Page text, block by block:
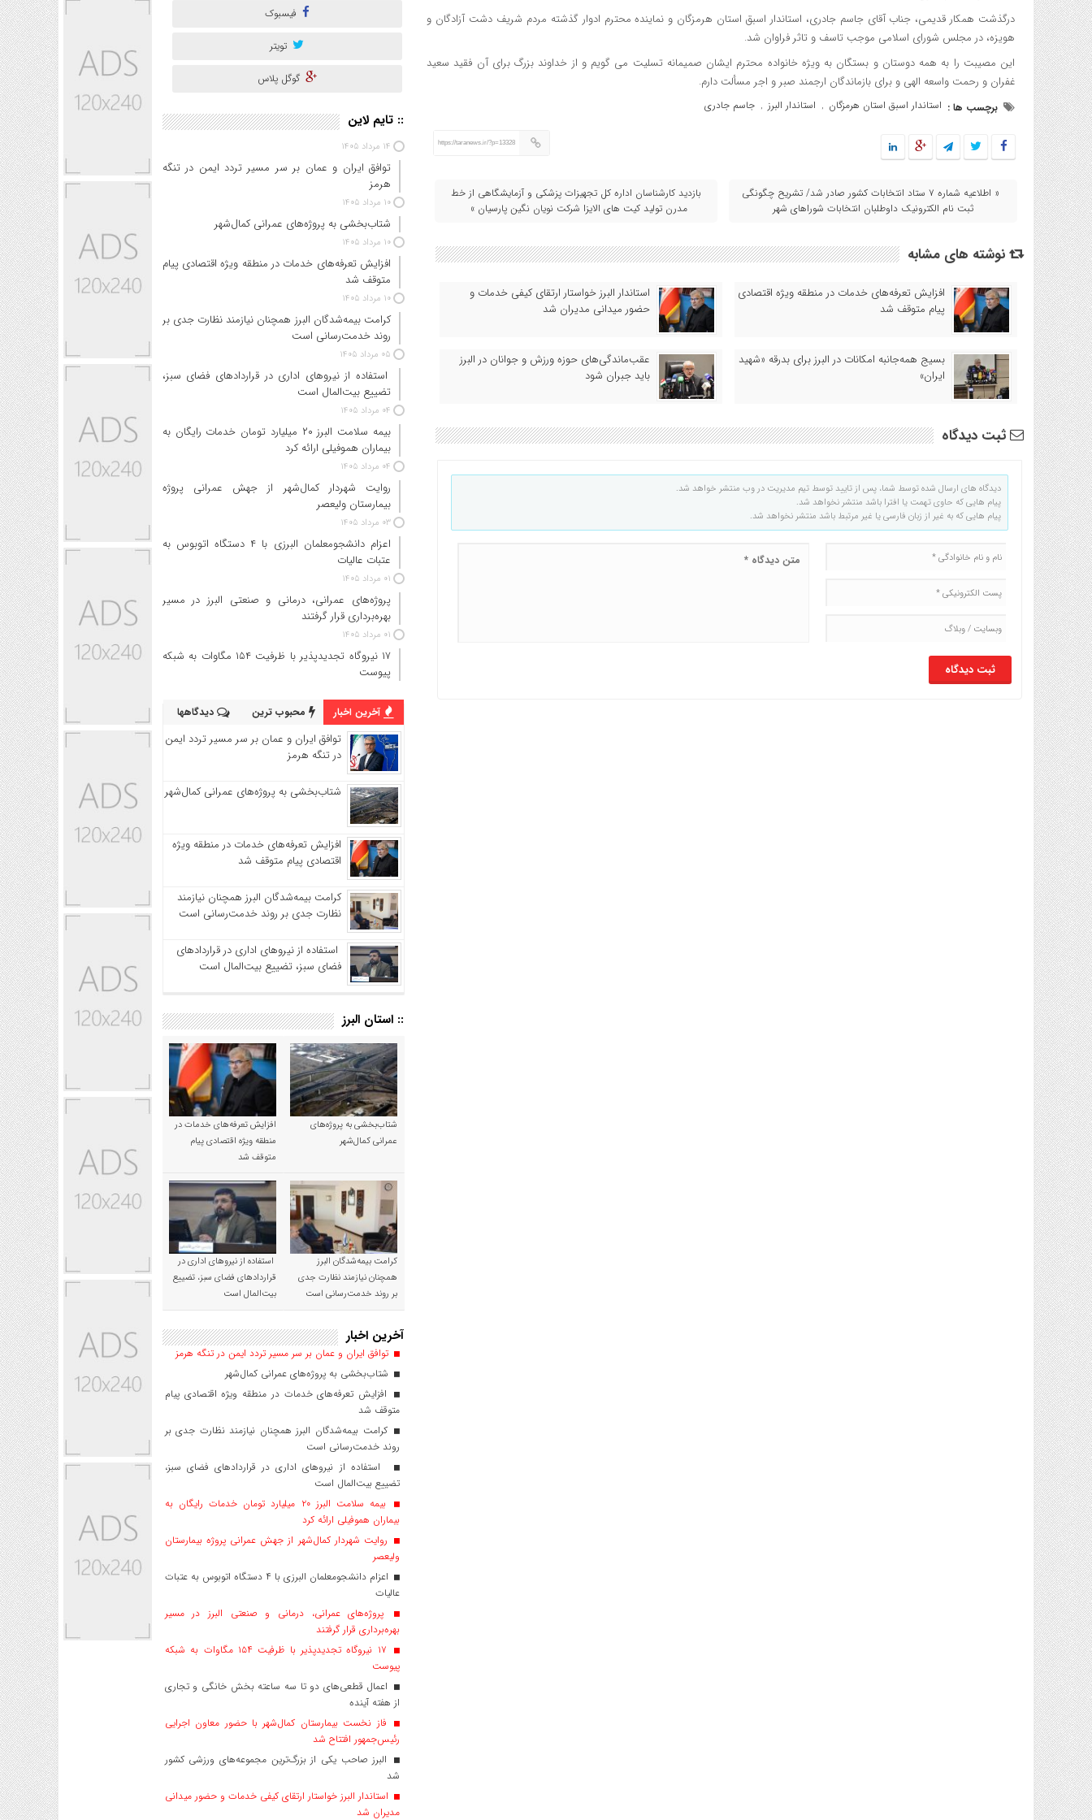
درگذشت همکار قدیمی، جناب آقای جاسم جادری، استاندار اسبق استان هرمزگان و نماینده محترم ادوار گذشته مردم شریف دشت آزادگان و
هویزه، در مجلس شورای اسلامی موجب تاسف و تاثر فراوان شد.
این مصیبت را به همه دوستان و بستگان به ویژه خانواده محترم ایشان صمیمانه تسلیت می گویم و از خداوند بزرگ برای آن فقید سعید
غفران و رحمت واسعه الهی و برای بازماندگان ارجمند صبر و اجر مسألت دارم.
برچسب ها : استاندار اسبق استان هرمزگان , استاندار البرز , جاسم جادری
https://taranews.ir/?p=13328
« اطلاعیه شماره ۷ ستاد انتخابات کشور صادر شد/ تشریح چگونگی
ثبت نام الکترونیک داوطلبان انتخابات شوراهای شهر
بازدید کارشناسان اداره کل تجهیزات پزشکی و آزمایشگاهی از خط
مدرن تولید کیت های الایزا شرکت نویان نگین پارسیان »
نوشته های مشابه
افزایش تعرفه‌های خدمات در منطقه ویژه اقتصادی
پیام متوقف شد
استاندار البرز خواستار ارتقای کیفی خدمات و
حضور میدانی مدیران شد
بسیج همه‌جانبه امکانات در البرز برای بدرقه «شهید
ایران»
عقب‌ماندگی‌های حوزه ورزش و جوانان در البرز
باید جبران شود
ثبت دیدگاه
دیدگاه های ارسال شده توسط شما، پس از تایید توسط تیم مدیریت در وب منتشر خواهد شد.
پیام هایی که حاوی تهمت یا افترا باشد منتشر نخواهد شد.
پیام هایی که به غیر از زبان فارسی یا غیر مرتبط باشد منتشر نخواهد شد.
فیسبوک
تویتر
گوگل پلاس
:: تایم لاین
۱۴ مرداد ۱۴۰۵
توافق ایران و عمان بر سر مسیر تردد ایمن در تنگه
هرمز
۱۰ مرداد ۱۴۰۵
شتاب‌بخشی به پروژه‌های عمرانی کمال‌شهر
۱۰ مرداد ۱۴۰۵
افزایش تعرفه‌های خدمات در منطقه ویژه اقتصادی پیام
متوقف شد
۱۰ مرداد ۱۴۰۵
کرامت بیمه‌شدگان البرز همچنان نیازمند نظارت جدی بر
روند خدمت‌رسانی است
۰۵ مرداد ۱۴۰۵
استفاده از نیروهای اداری در قراردادهای فضای سبز،
تضییع بیت‌المال است
۰۴ مرداد ۱۴۰۵
بیمه سلامت البرز ۲۰ میلیارد تومان خدمات رایگان به
بیماران هموفیلی ارائه کرد
۰۴ مرداد ۱۴۰۵
روایت شهردار کمال‌شهر از جهش عمرانی پروژه
بیمارستان ولیعصر
۰۳ مرداد ۱۴۰۵
اعزام دانشجو‌معلمان البرزی با ۴ دستگاه اتوبوس به
عتبات عالیات
۰۱ مرداد ۱۴۰۵
پروژه‌های عمرانی، درمانی و صنعتی البرز در مسیر
بهره‌برداری قرار گرفتند
۰۱ مرداد ۱۴۰۵
۱۷ نیروگاه تجدیدپذیر با ظرفیت ۱۵۴ مگاوات به شبکه
پیوست
آخرین اخبار محبوب ترین دیدگاهها
توافق ایران و عمان بر سر مسیر تردد ایمن
در تنگه هرمز
شتاب‌بخشی به پروژه‌های عمرانی کمال‌شهر
افزایش تعرفه‌های خدمات در منطقه ویژه
اقتصادی پیام متوقف شد
کرامت بیمه‌شدگان البرز همچنان نیازمند
نظارت جدی بر روند خدمت‌رسانی است
استفاده از نیروهای اداری در قراردادهای
فضای سبز، تضییع بیت‌المال است
:: استان البرز
شتاب‌بخشی به پروژه‌های
عمرانی کمال‌شهر
افزایش تعرفه‌های خدمات در
منطقه ویژه اقتصادی پیام
متوقف شد
کرامت بیمه‌شدگان البرز
همچنان نیازمند نظارت جدی
بر روند خدمت‌رسانی است
استفاده از نیروهای اداری در
قراردادهای فضای سبز، تضییع
بیت‌المال است
آخرین اخبار
توافق ایران و عمان بر سر مسیر تردد ایمن در تنگه هرمز
شتاب‌بخشی به پروژه‌های عمرانی کمال‌شهر
افزایش تعرفه‌های خدمات در منطقه ویژه اقتصادی پیام
متوقف شد
کرامت بیمه‌شدگان البرز همچنان نیازمند نظارت جدی بر
روند خدمت‌رسانی است
استفاده از نیروهای اداری در قراردادهای فضای سبز،
تضییع بیت‌المال است
بیمه سلامت البرز ۲۰ میلیارد تومان خدمات رایگان به
بیماران هموفیلی ارائه کرد
روایت شهردار کمال‌شهر از جهش عمرانی پروژه بیمارستان
ولیعصر
اعزام دانشجو‌معلمان البرزی با ۴ دستگاه اتوبوس به عتبات
عالیات
پروژه‌های عمرانی، درمانی و صنعتی البرز در مسیر
بهره‌برداری قرار گرفتند
۱۷ نیروگاه تجدیدپذیر با ظرفیت ۱۵۴ مگاوات به شبکه
پیوست
اعمال قطعی‌های دو تا سه ساعته بخش خانگی و تجاری
از هفته آینده
فاز نخست بیمارستان کمال‌شهر با حضور معاون اجرایی
رئیس‌جمهور افتتاح شد
البرز صاحب یکی از بزرگ‌ترین مجموعه‌های ورزشی کشور
شد
استاندار البرز خواستار ارتقای کیفی خدمات و حضور میدانی
مدیران شد